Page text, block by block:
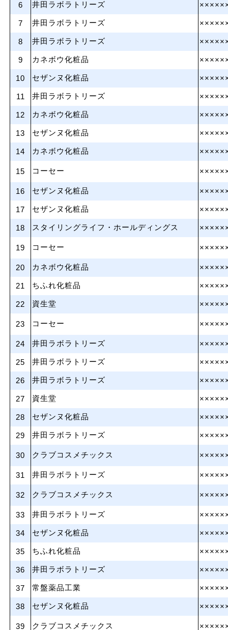
6 井田ラボラトリーズ
7 井田ラボラトリーズ
8 井田ラボラトリーズ
9 カネボウ化粧品
10 セザンヌ化粧品
11 井田ラボラトリーズ
12 カネボウ化粧品
13 セザンヌ化粧品
14 カネボウ化粧品
15 コーセー
16 セザンヌ化粧品
17 セザンヌ化粧品
18 スタイリングライフ・ホールディングス
19 コーセー
20 カネボウ化粧品
21 ちふれ化粧品
22 資生堂
23 コーセー
24 井田ラボラトリーズ
25 井田ラボラトリーズ
26 井田ラボラトリーズ
27 資生堂
28 セザンヌ化粧品
29 井田ラボラトリーズ
30 クラブコスメチックス
31 井田ラボラトリーズ
32 クラブコスメチックス
33 井田ラボラトリーズ
34 セザンヌ化粧品
35 ちふれ化粧品
36 井田ラボラトリーズ
37 常盤薬品工業
38 セザンヌ化粧品
39 クラブコスメチックス